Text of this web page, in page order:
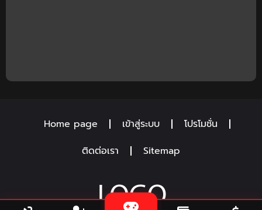
Home page เข้าสู่ระบบ
โปรโมชั่น
ติดต่อเรา
Sitemap